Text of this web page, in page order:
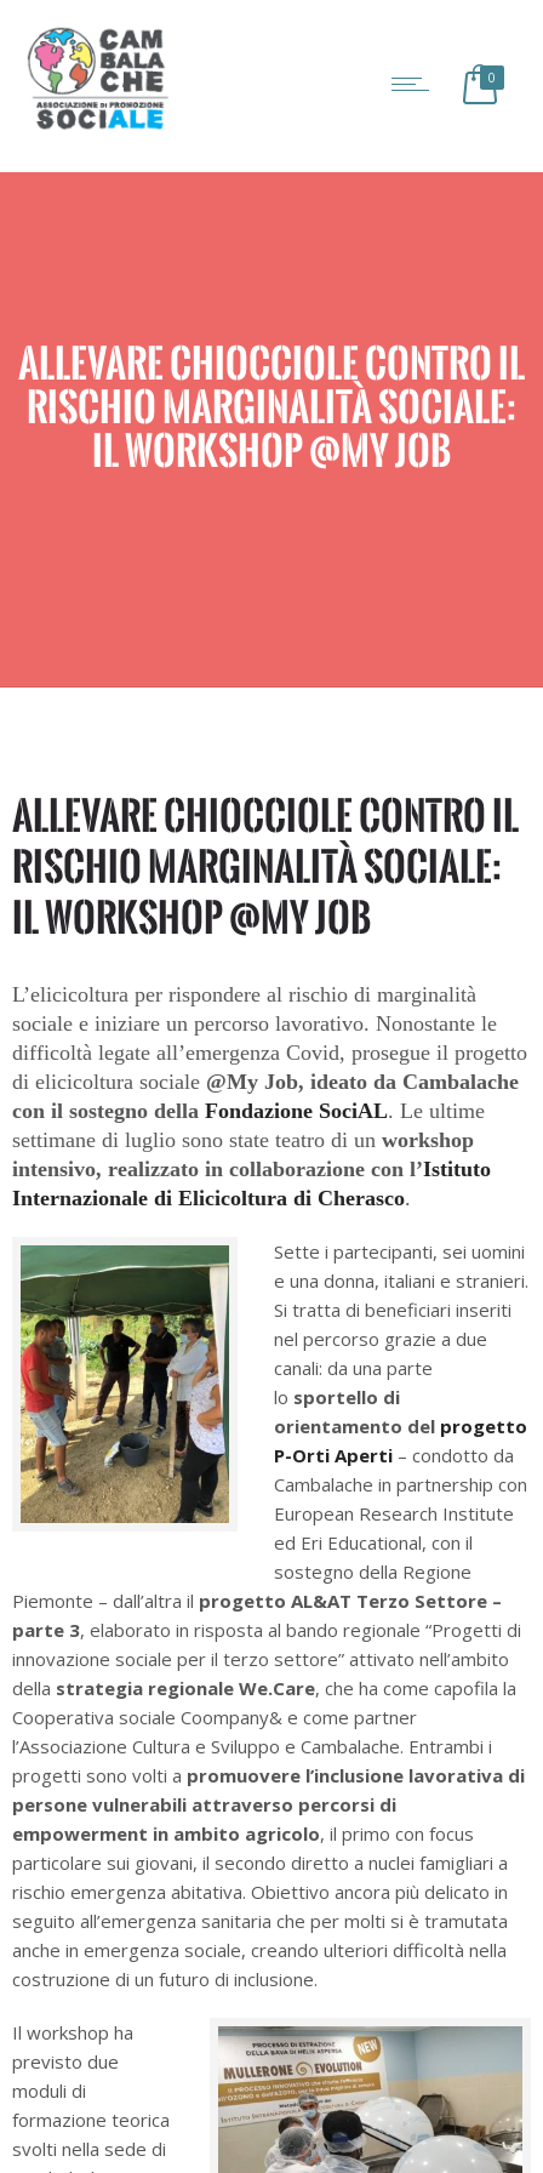
0
ALLEVARE CHIOCCIOLE CONTRO IL
RISCHIO MARGINALITÀ SOCIALE:
IL WORKSHOP @MY JOB
Allevare chiocciole contro il
rischio marginalità sociale:
il workshop @My Job
L’elicicoltura per rispondere al rischio di marginalità
sociale e iniziare un percorso lavorativo. Nonostante le
difficoltà legate all’emergenza Covid, prosegue il progetto
di elicicoltura sociale @My Job, ideato da Cambalache
con il sostegno della Fondazione SociAL. Le ultime
settimane di luglio sono state teatro di un workshop
intensivo, realizzato in collaborazione con l’Istituto
Internazionale di Elicicoltura di Cherasco.
Sette i partecipanti, sei uomini
e una donna, italiani e stranieri.
Si tratta di beneficiari inseriti
nel percorso grazie a due
canali: da una parte
lo sportello di
orientamento del progetto
P-Orti Aperti – condotto da
Cambalache in partnership con
European Research Institute
ed Eri Educational, con il
sostegno della Regione
Piemonte – dall’altra il progetto AL&AT Terzo Settore –
parte 3, elaborato in risposta al bando regionale “Progetti di
innovazione sociale per il terzo settore” attivato nell’ambito
della strategia regionale We.Care, che ha come capofila la
Cooperativa sociale Coompany& e come partner
l’Associazione Cultura e Sviluppo e Cambalache. Entrambi i
progetti sono volti a promuovere l’inclusione lavorativa di
persone vulnerabili attraverso percorsi di
empowerment in ambito agricolo, il primo con focus
particolare sui giovani, il secondo diretto a nuclei famigliari a
rischio emergenza abitativa. Obiettivo ancora più delicato in
seguito all’emergenza sanitaria che per molti si è tramutata
anche in emergenza sociale, creando ulteriori difficoltà nella
costruzione di un futuro di inclusione.
Il workshop ha
previsto due
moduli di
formazione teorica
svolti nella sede di